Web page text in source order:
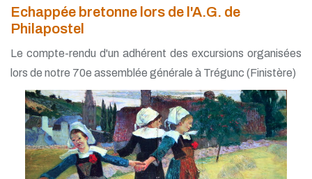
Echappée bretonne lors de l'A.G. de
Philapostel
Le compte-rendu d'un adhérent des excursions organisées
lors de notre 70e assemblée générale à Trégunc (Finistère)